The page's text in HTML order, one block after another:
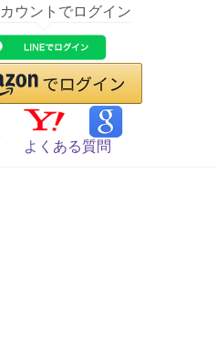
ウントでログイン
よくある質問